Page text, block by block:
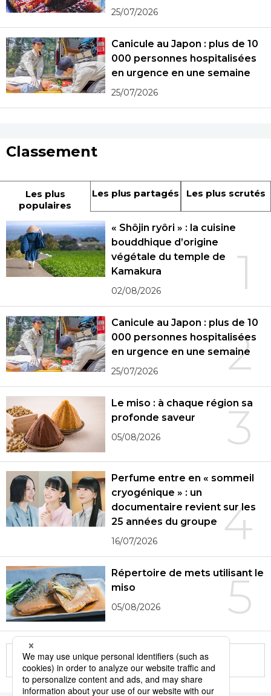
25/07/2026
Canicule au Japon : plus de 10
000 personnes hospitalisées
en urgence en une semaine
25/07/2026
Classement
Les plus
populaires
Les plus partagés Les plus scrutés
1
« Shôjin ryôri » : la cuisine
bouddhique d’origine
végétale du temple de
Kamakura
02/08/2026
2
Canicule au Japon : plus de 10
000 personnes hospitalisées
en urgence en une semaine
25/07/2026
3
Le miso : à chaque région sa
profonde saveur
05/08/2026
4
Perfume entre en « sommeil
cryogénique » : un
documentaire revient sur les
25 années du groupe
16/07/2026
5
Répertoire de mets utilisant le
miso
05/08/2026
More in this series